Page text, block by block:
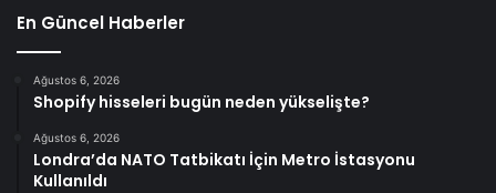
En Güncel Haberler
Ağustos 6, 2026
Shopify hisseleri bugün neden yükselişte?
Ağustos 6, 2026
Londra’da NATO Tatbikatı İçin Metro İstasyonu
Kullanıldı